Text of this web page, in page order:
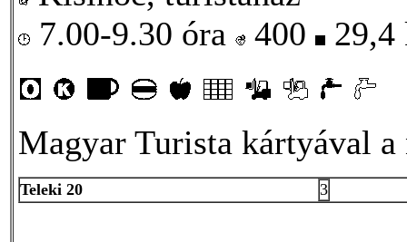
7.00-9.30 óra
400
Magyar Turista kártyával
Teleki 20 3